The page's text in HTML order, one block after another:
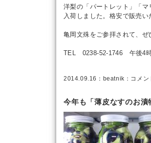
洋梨の「パートレット」「マ
入荷しました。格安で販売い
亀岡文殊をご参拝されて、
TEL 0238-52-1746 午後
2014.09.16： beatnik ： コメン
今年も「薄皮なすのお漬